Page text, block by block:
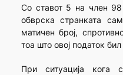
Со ставот 5 на член
обврска странката
матичен број,
тоа што овој податок
При ситуација кога